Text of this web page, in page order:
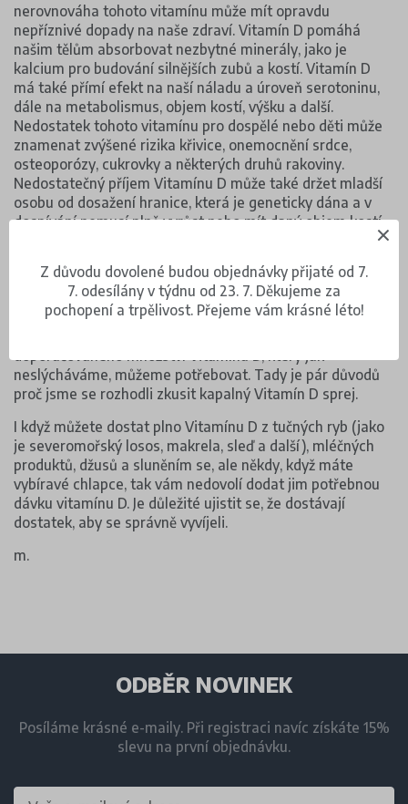
nerovnováha tohoto vitamínu může mít opravdu
nepříznivé dopady na naše zdraví. Vitamín D pomáhá
našim tělům absorbovat nezbytné minerály, jako je
kalcium pro budování silnějších zubů a kostí. Vitamín D
má také přímí efekt na naší náladu a úroveň serotoninu,
dále na metabolismus, objem kostí, výšku a další.
Nedostatek tohoto vitamínu pro dospělé nebo děti může
znamenat zvýšené rizika křivice, onemocnění srdce,
osteoporózy, cukrovky a některých druhů rakoviny.
Nedostatečný příjem Vitamínu D může také držet mladší
osobu od dosažení hranice, která je geneticky dána a v
dospívání nemusí plně vyrůst nebo mít daný objem kostí.
Je doporučováno, aby dítě dostávalo až 400 IUS Vitamínu
moc nízké a mělo by se spíše pohybovat kolem 800-1000
IU denně. Tohoto množství Vitamínu D je nemožné
dosáhnout konzumací pouze diety a ani dlouhé
neslýcháváme, můžeme potřebovat. Tady je pár důvodů
proč jsme se rozhodli zkusit kapalný Vitamín D sprej.
I když můžete dostat plno Vitamínu D z tučných ryb (jako
je severomořský losos, makrela, sleď a další), mléčných
produktů, džusů a sluněním se, ale někdy, když máte
vybíravé chlapce, tak vám nedovolí dodat jim potřebnou
dávku vitamínu D. Je důležité ujistit se, že dostávají
dostatek, aby se správně vyvíjeli.
m.
ODBĚR NOVINEK
Posíláme krásné e-maily. Při registraci navíc získáte 15%
slevu na první objednávku.
Z důvodu dovolené budou objednávky přijaté od 7.
7. odesílány v týdnu od 23. 7. Děkujeme za
pochopení a trpělivost. Přejeme vám krásné léto!